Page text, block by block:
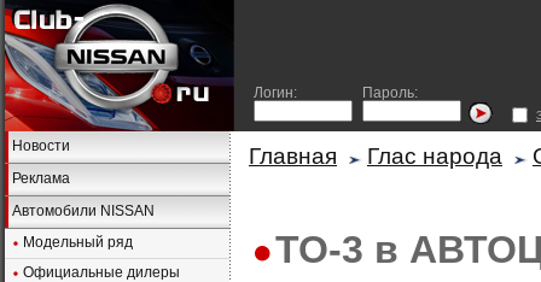
Логин: Пароль:
Новости
Реклама
Автомобили NISSAN
Модельный ряд
Официальные дилеры
Главная Глас народа
ТО-3 в